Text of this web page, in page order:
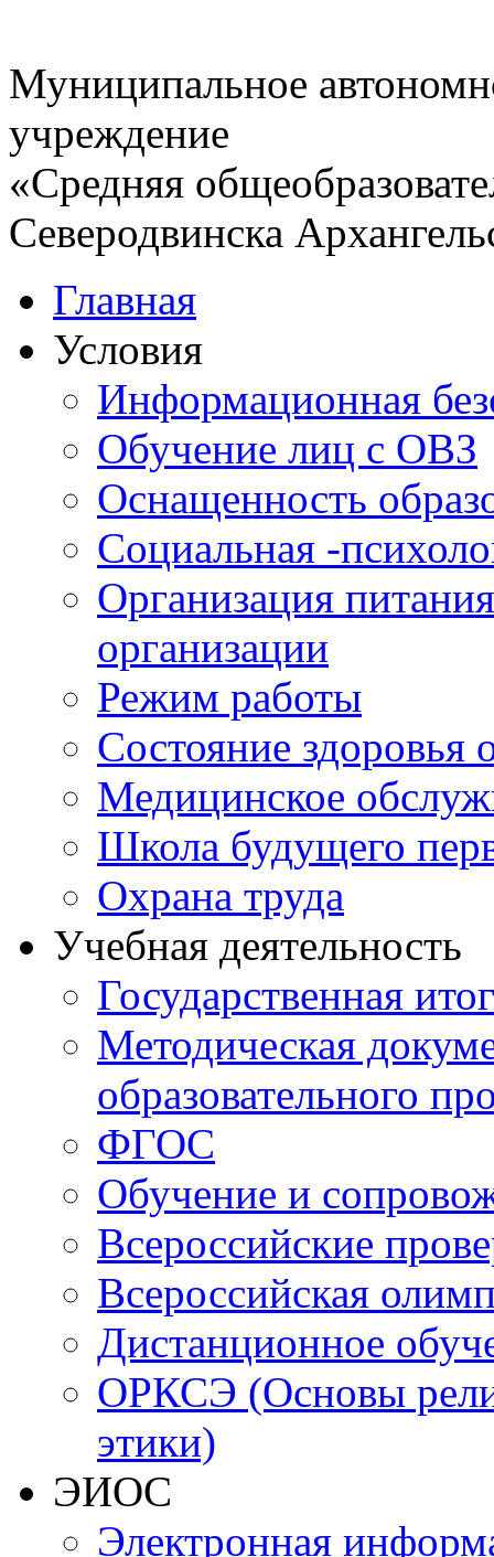
Муниципальное
учреждение
«Средняя
Северодвинска
Главная
Условия
Информационная
Обучение лиц с ОВЗ
Оснащенность
Социальная -
Организация
организации
Режим работы
Состояние
Медицинское
Школа будущего
Охрана труда
Учебная деятельность
Государственная
Методическая
образовательного
ФГОС
Обучение и
Всероссийские
Всероссийская
Дистанционное
ОРКСЭ (Основы
этики)
ЭИОС
Электронная